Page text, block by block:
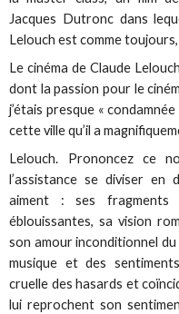
Jacques Dutronc dans
Lelouch est comme
Le cinéma de Claude
dont la passion pour le
j’étais presque «
cette ville qu’il a
Lelouch. Prononcez ce
l’assistance se diviser en
aiment : ses fragments
éblouissantes, sa vision
son amour inconditionnel
musique et des
cruelle des hasards et
lui reprochent son